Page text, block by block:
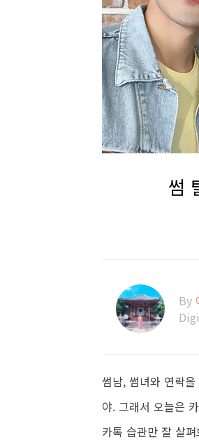
썸
By
썸남, 썸녀와 연락
야. 그래서 오늘은
카톡 습관만 잘 살